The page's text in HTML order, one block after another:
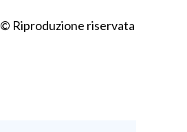
© Riproduzione riservata